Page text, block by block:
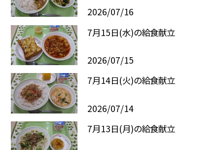
2026/07/16
7月15日(水)の給食献立
2026/07/15
7月14日(火)の給食献立
2026/07/14
7月13日(月)の給食献立